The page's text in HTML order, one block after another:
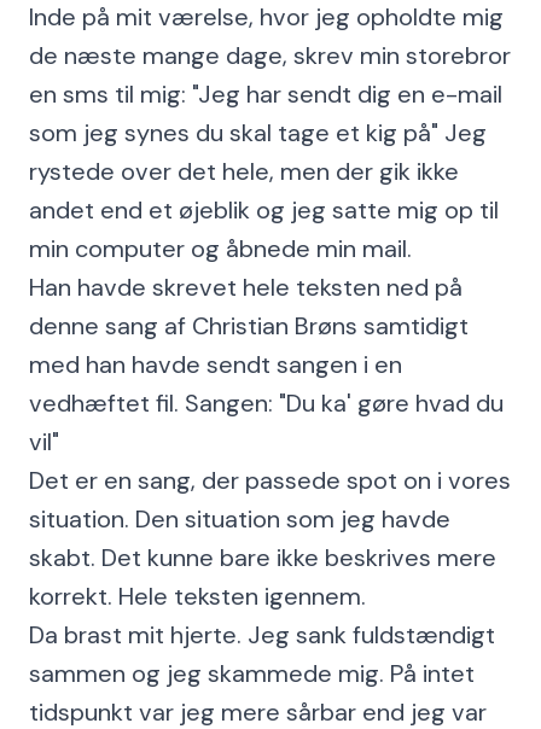
Inde på mit værelse, hvor jeg opholdte mig
de næste mange dage, skrev min storebror
en sms til mig: "Jeg har sendt dig en e-mail
som jeg synes du skal tage et kig på" Jeg
rystede over det hele, men der gik ikke
andet end et øjeblik og jeg satte mig op til
min computer og åbnede min mail.
Han havde skrevet hele teksten ned på
denne sang af Christian Brøns samtidigt
med han havde sendt sangen i en
vedhæftet fil. Sangen: "Du ka' gøre hvad du
vil"
Det er en sang, der passede spot on i vores
situation. Den situation som jeg havde
skabt. Det kunne bare ikke beskrives mere
korrekt. Hele teksten igennem.
Da brast mit hjerte. Jeg sank fuldstændigt
sammen og jeg skammede mig. På intet
tidspunkt var jeg mere sårbar end jeg var